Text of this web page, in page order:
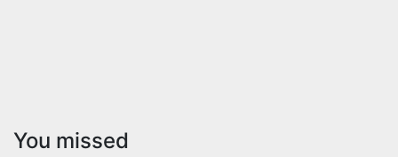
You missed